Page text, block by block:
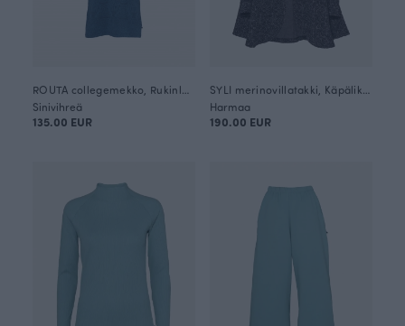
Sinivihreä
135.00 EUR
Harmaa
190.00 EUR